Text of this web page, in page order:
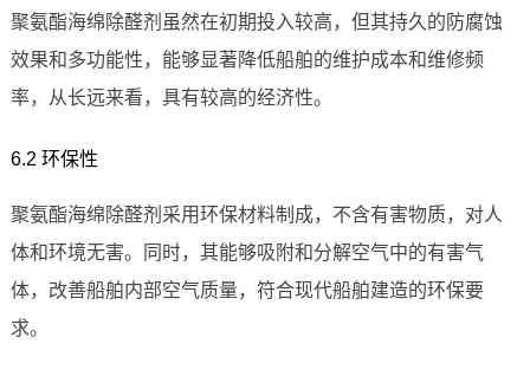
聚氨酯海绵除醛剂虽然在初期投入较高，但其持久的防腐蚀
效果和多功能性，能够显著降低船舶的维护成本和维修频
率，从长远来看，具有较高的经济性。
6.2 环保性
聚氨酯海绵除醛剂采用环保材料制成，不含有害物质，对人
体和环境无害。同时，其能够吸附和分解空气中的有害气
体，改善船舶内部空气质量，符合现代船舶建造的环保要
求。